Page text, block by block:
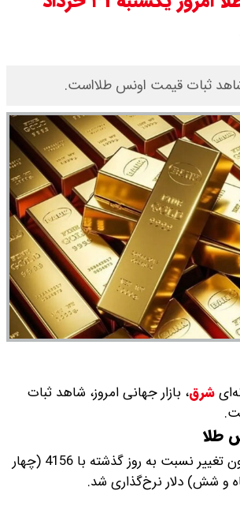
شاهد ثبات قیمت‌‌‌‌ اونس طلااست.
شرق، بازار جهانی امروز، شاهد ثبات
طلا
قیمت طلا امروز بدون تغییر نسبت به روز گذشته با 4156 (چهار
و شش) دلار نرخ‌گذاری شد.